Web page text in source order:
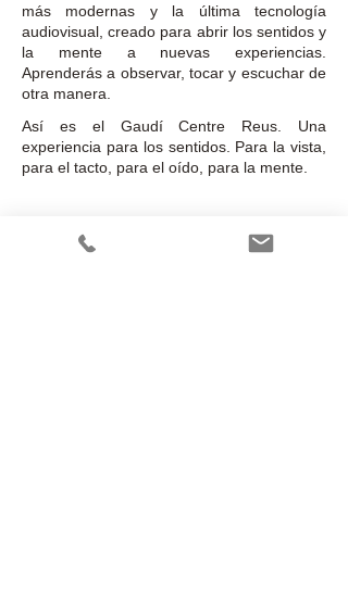
más modernas y la última tecnología
audiovisual, creado para abrir los sentidos y
la mente a nuevas experiencias.
Aprenderás a observar, tocar y escuchar de
otra manera.
Así es el Gaudí Centre Reus. Una
experiencia para los sentidos. Para la vista,
para el tacto, para el oído, para la mente.